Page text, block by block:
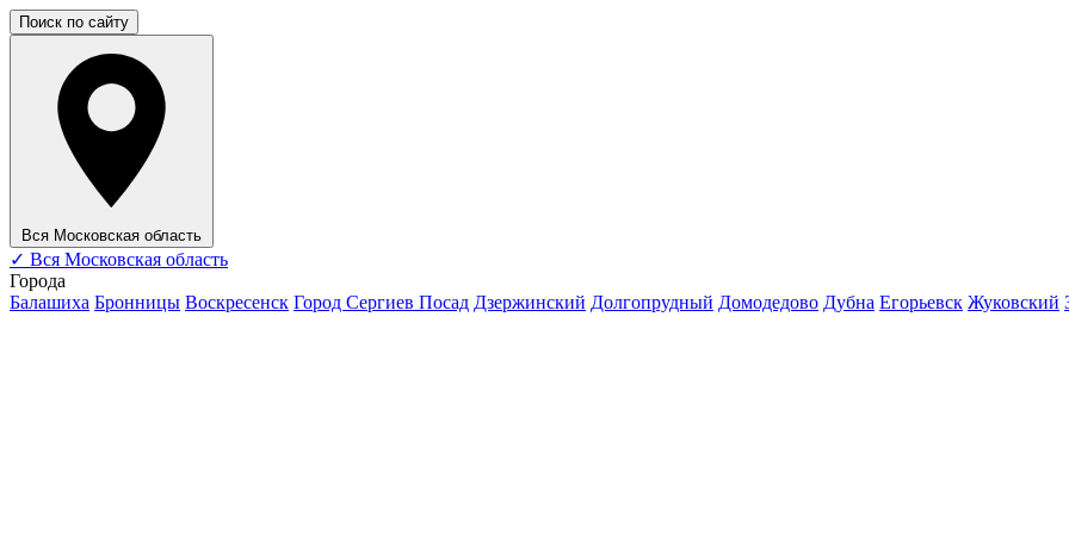
Поиск по сайту
Вся Московская область
✓ Вся Московская область
Города
Балашиха Бронницы Воскресенск Город Сергиев Посад Дзержинский Долгопрудный Домодедово Дубна Егорьевск Жуковский